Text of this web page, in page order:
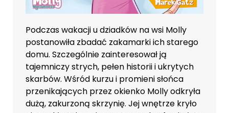
Podczas wakacji u dziadków na wsi Molly
postanowiła zbadać zakamarki ich starego
domu. Szczególnie zainteresował ją
tajemniczy strych, pełen historii i ukrytych
skarbów. Wśród kurzu i promieni słońca
przenikających przez okienko Molly odkryła
dużą, zakurzoną skrzynię. Jej wnętrze kryło